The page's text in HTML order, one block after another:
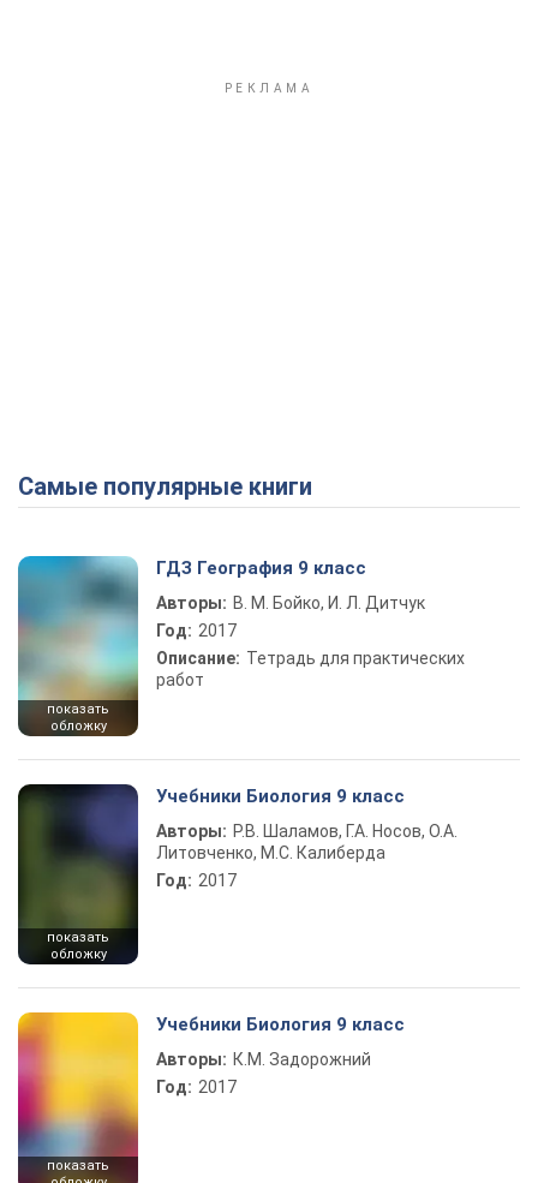
Самые популярные книги
показать
обложку
ГДЗ География 9 класс
Авторы: В. М. Бойко, И. Л. Дитчук
Год: 2017
Описание: Тетрадь для практических
работ
показать
обложку
Учебники Биология 9 класс
Авторы: Р.В. Шаламов, Г.А. Носов, О.А.
Литовченко, М.С. Калиберда
Год: 2017
показать
Учебники Биология 9 класс
Авторы: К.М. Задорожний
Год: 2017